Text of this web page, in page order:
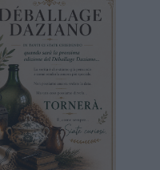
DA PRANZO E SOGGIORNO
TAVOLI TAVOLINI CONSOLE
SEDIE POLTRONE DIVANI
– DOPPI CORPI – BUFFET